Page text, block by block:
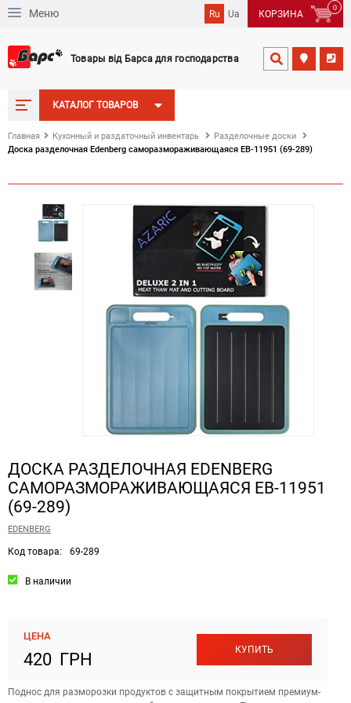
Меню Ru Ua
0
КОРЗИНА
Товары від Барса для господарства  
КАТАЛОГ ТОВАРОВ
Главная Кухонный и раздаточный инвентарь
Разделочные доски
Доска разделочная Edenberg саморазмораживающаяся EB-11951 (69-289)
ДОСКА РАЗДЕЛОЧНАЯ EDENBERG
САМОРАЗМОРАЖИВАЮЩАЯСЯ EB-11951
(69-289)
EDENBERG
Код товара: 69-289
В наличии
ЦЕНА
420 ГРН КУПИТЬ
Поднос для разморозки продуктов с защитным покрытием премиум-